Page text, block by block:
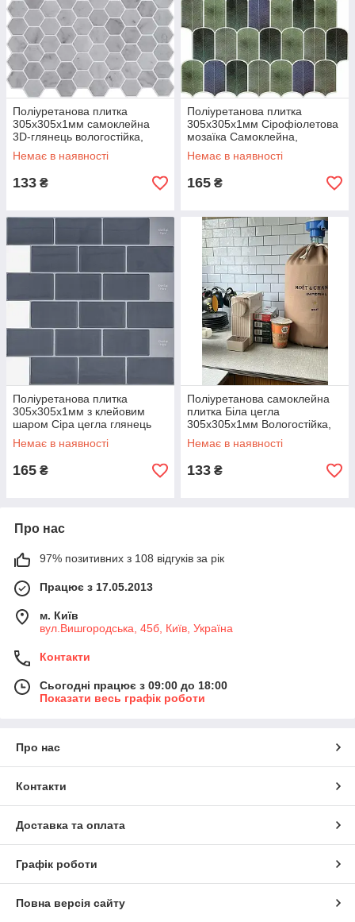
Поліуретанова плитка
305х305х1мм самоклейна
3D-глянець вологостійка,
самоклейна плитка 305х305
мм
Немає в наявності
133 ₴
Поліуретанова плитка
305х305х1мм Сірофіолетова
мозаїка Самоклейна,
Самоклейна плитка для стін і
меблів
Немає в наявності
165 ₴
Поліуретанова плитка
305х305х1мм з клейовим
шаром Сіра цегла глянець
вологостійка, Плитка для стін
Немає в наявності
165 ₴
Поліуретанова самоклейна
плитка Біла цегла
305х305х1мм Вологостійка,
Панелі 3D для стін глянсова
Немає в наявності
133 ₴
Про нас
97% позитивних з 108 відгуків за рік
Працює з 17.05.2013
м. Київ
вул.Вишгородська, 45б, Київ, Україна
Контакти
Сьогодні працює з 09:00 до 18:00
Показати весь графік роботи
Про нас
Контакти
Доставка та оплата
Графік роботи
Повна версія сайту